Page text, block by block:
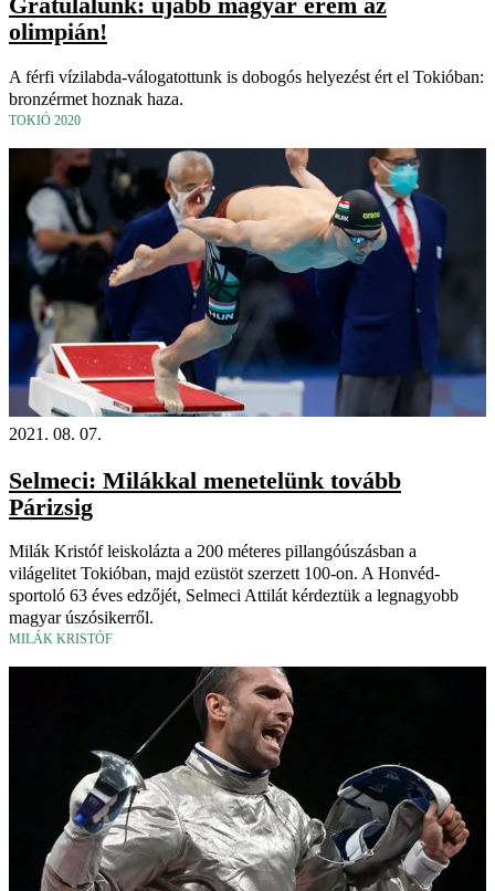
olimpián!
A férfi vízilabda-válogatottunk is dobogós helyezést ért el Tokióban:
bronzérmet hoznak haza.
TOKIÓ 2020
2021. 08. 07.
Selmeci: Milákkal menetelünk tovább
Párizsig
Milák Kristóf leiskolázta a 200 méteres pillangóúszásban a
világelitet Tokióban, majd ezüstöt szerzett 100-on. A Honvéd-
sportoló 63 éves edzőjét, Selmeci Attilát kérdeztük a legnagyobb
magyar úszósikerről.
MILÁK KRISTÓF